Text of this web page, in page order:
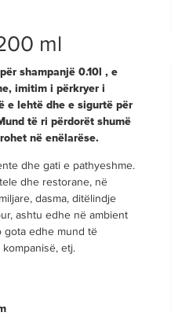
ml
shampanjë 0.10l , e
imitim i përkryer i
e lehtë dhe e sigurtë për
të ri përdorët shumë
në enëlarëse.
dhe gati e pathyeshme.
dhe restorane, në
dasma, ditëlindje
ashtu edhe në ambient
gota edhe mund të
etj.